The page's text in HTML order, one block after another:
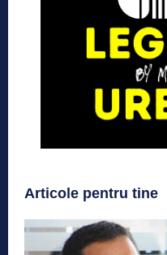
Articole pentru tine